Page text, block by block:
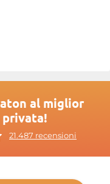
al miglior
privata!
21.487 recensioni